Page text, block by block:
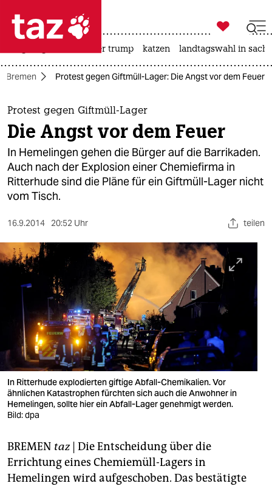
 taz zahl ich
taz zahl ich
themen
politik
öko
gesellschaft
kultur
sport
berlin
nord
wahrheit
verlag
verlag
veranstaltungen
fragen & hilfe
unterstützen

taz zahl ich
usa unter trump katzen landtagswahl in
Bremen Protest gegen Giftmüll-Lager: Die Angst vor dem Feuer
Protest gegen Giftmüll-Lager
Die Angst vor dem Feuer
In Hemelingen gehen die Bürger auf die Barrikaden.
Auch nach der Explosion einer Chemiefirma in
Ritterhude sind die Pläne für ein Giftmüll-Lager nicht
vom Tisch.
16.9.2014 20:52 Uhr teilen
In Ritterhude explodierten giftige Abfall-Chemikalien. Vor
ähnlichen Katastrophen fürchten sich auch die Anwohner in
Hemelingen, sollte hier ein Abfall-Lager genehmigt werden.
Bild: dpa
BREMEN taz| Die Entscheidung über die
Errichtung eines Chemiemüll-Lagers in
Hemelingen wird aufgeschoben. Das bestätigte